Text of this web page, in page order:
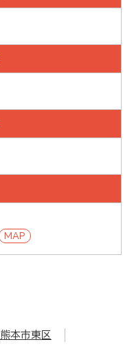
MAP
熊本市東区